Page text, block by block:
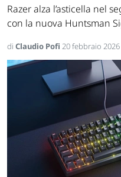
Razer alza l’asticella nel
con la nuova Huntsman
di Claudio Pofi 20 febbraio 2026